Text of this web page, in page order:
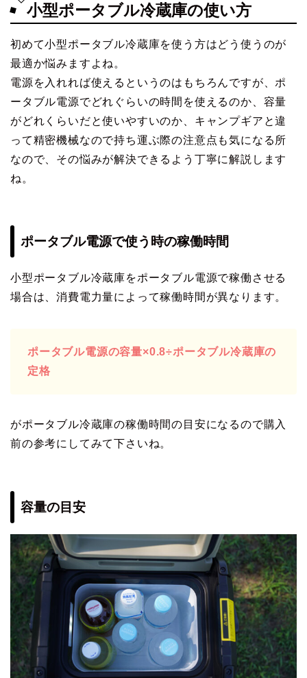
小型ポータブル冷蔵庫の使い方
初めて小型ポータブル冷蔵庫を使う方はどう使うのが
最適か悩みますよね。
電源を入れれば使えるというのはもちろんですが、ポ
ータブル電源でどれぐらいの時間を使えるのか、容量
がどれくらいだと使いやすいのか、キャンプギアと違
って精密機械なので持ち運ぶ際の注意点も気になる所
なので、その悩みが解決できるよう丁寧に解説します
ね。
ポータブル電源で使う時の稼働時間
小型ポータブル冷蔵庫をポータブル電源で稼働させる
場合は、消費電力量によって稼働時間が異なります。
ポータブル電源の容量×0.8÷ポータブル冷蔵庫の
定格
がポータブル冷蔵庫の稼働時間の目安になるので購入
前の参考にしてみて下さいね。
容量の目安